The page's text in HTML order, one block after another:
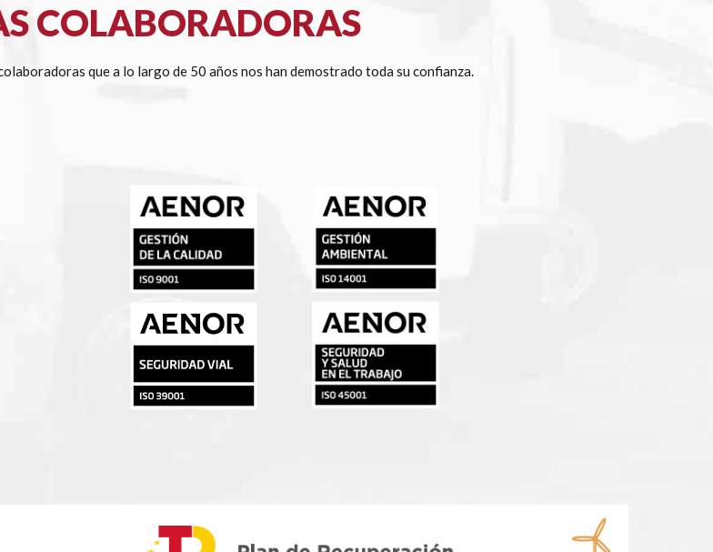
COLABORADORAS
que a lo largo de 50 años nos han demostrado toda su confianza.